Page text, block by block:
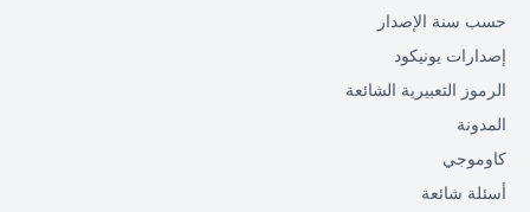
حسب سنة الإصدار
إصدارات يونيكود
الرموز التعبيرية الشائعة
المدونة
كاوموجي
أسئلة شائعة